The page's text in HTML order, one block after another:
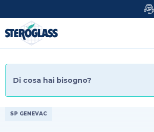
al
contenuto
principale
SP GENEVAC